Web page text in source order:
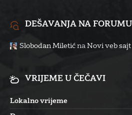
DEŠAVANJA NA FORUMU
Slobodan Miletić na Novi veb sajt
VRIJEME U ČEČAVI
Lokalno vrijeme